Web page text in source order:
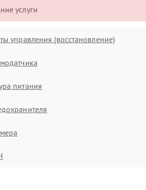
услуги
управления (восстановление)
питания